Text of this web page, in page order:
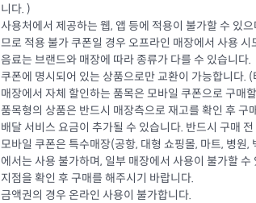
니다. )
사용처에서 제공하는 웹, 앱 등에 적용이 불가할 수 있
므로 적용 불가 쿠폰일 경우 오프라인 매장에서 사용 시
음료는 브랜드와 매장에 따라 종류가 다를 수 있습니다.
쿠폰에 명시되어 있는 상품으로만 교환이 가능합니다.
매장에서 자체 할인하는 품목은 모바일 쿠폰으로 구매
품목형의 상품은 반드시 매장측으로 재고를 확인 후 구
배달 서비스 요금이 추가될 수 있습니다. 반드시 구매
모바일 쿠폰은 특수매장(공항, 대형 쇼핑몰, 마트, 병원,
에서는 사용 불가하며, 일부 매장에서 사용이 불가할
지점을 확인 후 구매를 해주시기 바랍니다.
금액권의 경우 온라인 사용이 불가합니다.